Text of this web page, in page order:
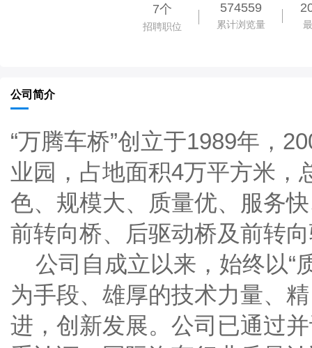
7个
招聘职位
574559
累计浏览量
公司简介
“万腾车桥”创立于1989年，
业园，占地面积4万平方米，
色、规模大、质量优、服务
前转向桥、后驱动桥及前转
公司自成立以来，始终以“
为手段、雄厚的技术力量、
进，创新发展。公司已通过